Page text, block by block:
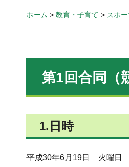
ホーム > 教育・子育て > スポ
第1回合同（
1.日時
平成30年6月19日 火曜日